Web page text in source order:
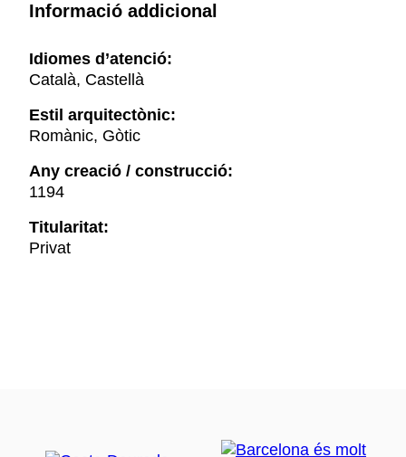
Informació addicional
Idiomes d’atenció:
Català, Castellà
Estil arquitectònic:
Romànic, Gòtic
Any creació / construcció:
1194
Titularitat:
Privat